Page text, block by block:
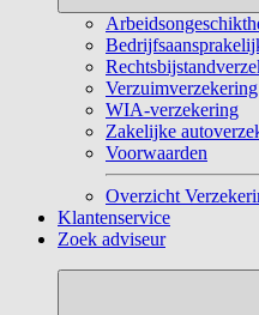
Verzuimverzekering
WIA-verzekering
Zakelijke
Voorwaarden
Overzicht
Klantenservice
Zoek adviseur